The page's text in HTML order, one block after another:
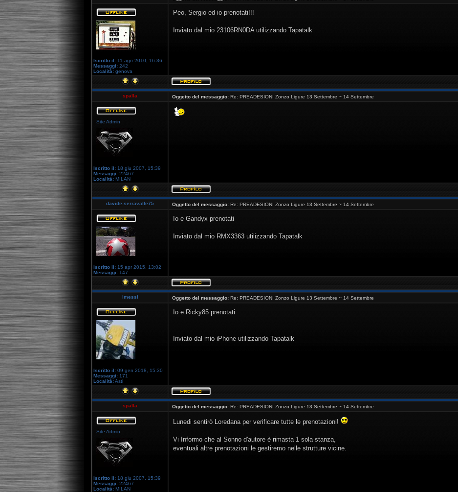
Iscritto il: 11 ago 2010, 16:36
Messaggi: 242
Località: genova
Peo, Sergio ed io prenotati!!!
Inviato dal mio 23106RN0DA utilizzando Tapatalk
spalla Oggetto del messaggio: Re: PREADESIONI Zonzo Ligure 13 Settembre ~ 14 Settembre
Site Admin
Iscritto il: 18 giu 2007, 15:39
Messaggi: 22467
Località: MILAN
davide.serravalle75 Oggetto del messaggio: Re: PREADESIONI Zonzo Ligure 13 Settembre ~ 14 Settembre
Iscritto il: 15 apr 2015, 13:02
Messaggi: 147
Io e Gandyx prenotati
Inviato dal mio RMX3363 utilizzando Tapatalk
imessi Oggetto del messaggio: Re: PREADESIONI Zonzo Ligure 13 Settembre ~ 14 Settembre
Iscritto il: 09 gen 2018, 15:30
Messaggi: 171
Località:Asti
Io e Ricky85 prenotati
Inviato dal mio iPhone utilizzando Tapatalk
spalla Oggetto del messaggio: Re: PREADESIONI Zonzo Ligure 13 Settembre ~ 14 Settembre
Site Admin
Iscritto il: 18 giu 2007, 15:39
Messaggi: 22467
Località: MILAN
Lunedi sentirò Loredana per verificare tutte le prenotazioni!
Vi Informo che al Sonno d'autore è rimasta 1 sola stanza,
eventuali altre prenotazioni le gestiremo nelle strutture vicine.